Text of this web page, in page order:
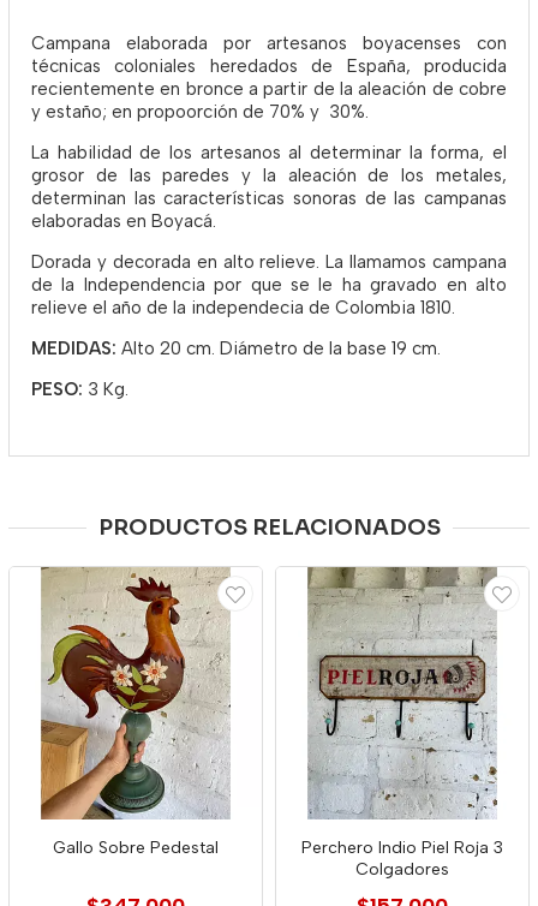
Campana elaborada por artesanos boyacenses con
técnicas coloniales heredados de España, producida
recientemente en bronce a partir de la aleación de cobre
y estaño; en propoorción de 70% y 30%.
La habilidad de los artesanos al determinar la forma, el
grosor de las paredes y la aleación de los metales,
determinan las características sonoras de las campanas
elaboradas en Boyacá.
Dorada y decorada en alto relieve. La llamamos campana
de la Independencia por que se le ha gravado en alto
relieve el año de la independecia de Colombia 1810.
MEDIDAS: Alto 20 cm. Diámetro de la base 19 cm.
PESO: 3 Kg.
PRODUCTOS RELACIONADOS
Gallo Sobre Pedestal
Perchero Indio Piel Roja 3
Colgadores